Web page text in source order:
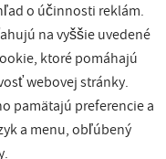
o účinnosti reklám.
na vyššie uvedené
ktoré pomáhajú
webovej stránky.
pamätajú preferencie a
a menu, obľúbený